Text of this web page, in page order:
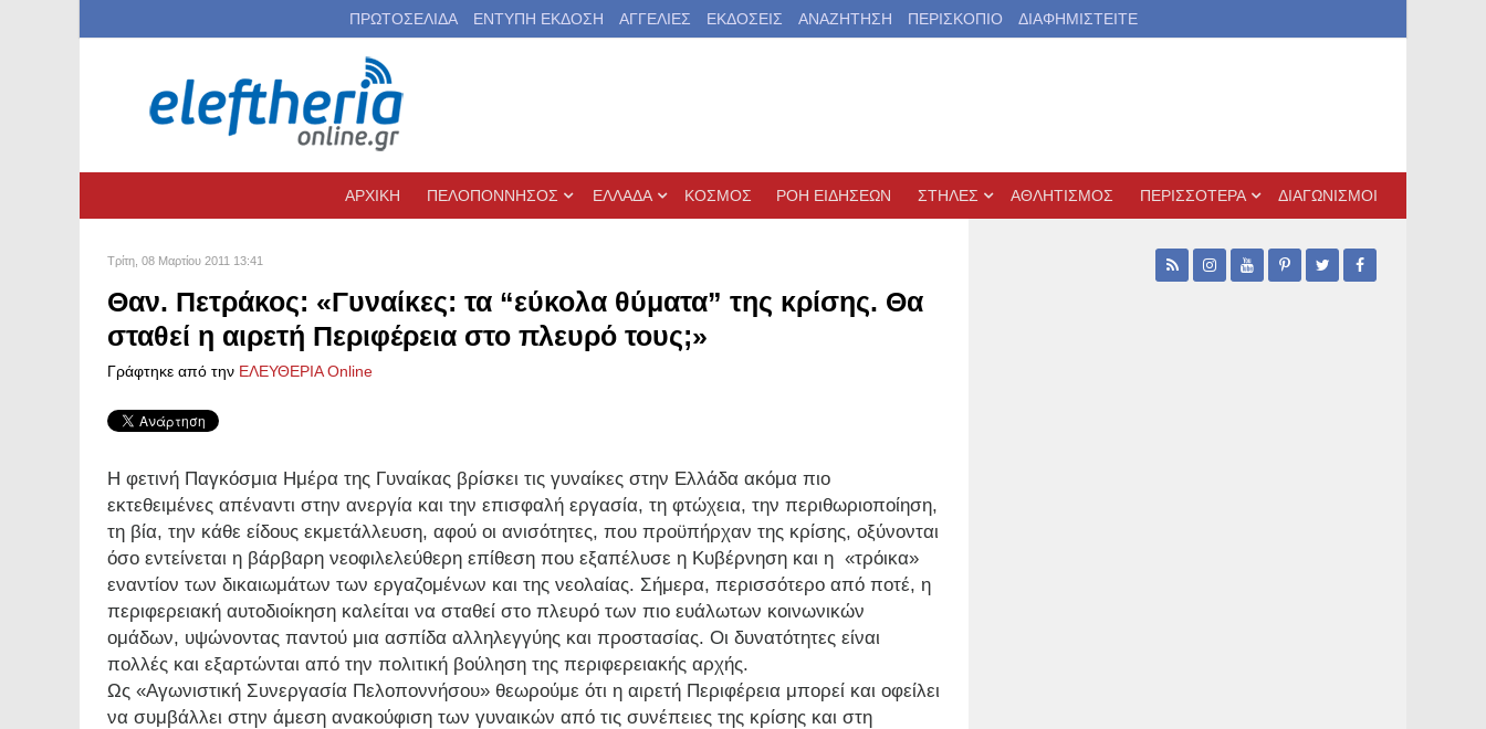
ΠΡΩΤΟΣΕΛΙΔΑ ΕΝΤΥΠΗ ΕΚΔΟΣΗ ΑΓΓΕΛΙΕΣ ΕΚΔΟΣΕΙΣ ΑΝΑΖΗΤΗΣΗ ΠΕΡΙΣΚΟΠΙΟ ΔΙΑΦΗΜΙΣΤΕΙΤΕ
ΑΡΧΙΚΗ ΠΕΛΟΠΟΝΝΗΣΟΣ ΕΛΛΑΔΑ ΚΟΣΜΟΣ ΡΟΗ ΕΙΔΗΣΕΩΝ ΣΤΗΛΕΣ ΑΘΛΗΤΙΣΜΟΣ ΠΕΡΙΣΣΟΤΕΡΑ ΔΙΑΓΩΝΙΣΜΟΙ
Τρίτη, 08 Μαρτίου 2011 13:41
Θαν. Πετράκος: «Γυναίκες: τα “εύκολα θύματα” της κρίσης. Θα
σταθεί η αιρετή Περιφέρεια στο πλευρό τους;»
Γράφτηκε από την ΕΛΕΥΘΕΡΙΑ Online
Η φετινή Παγκόσμια Ημέρα της Γυναίκας βρίσκει τις γυναίκες στην Ελλάδα ακόμα πιο
εκτεθειμένες απέναντι στην ανεργία και την επισφαλή εργασία, τη φτώχεια, την περιθωριοποίηση,
τη βία, την κάθε είδους εκμετάλλευση, αφού οι ανισότητες, που προϋπήρχαν της κρίσης, οξύνονται
όσο εντείνεται η βάρβαρη νεοφιλελεύθερη επίθεση που εξαπέλυσε η Κυβέρνηση και η «τρόικα»
εναντίον των δικαιωμάτων των εργαζομένων και της νεολαίας. Σήμερα, περισσότερο από ποτέ, η
περιφερειακή αυτοδιοίκηση καλείται να σταθεί στο πλευρό των πιο ευάλωτων κοινωνικών
ομάδων, υψώνοντας παντού μια ασπίδα αλληλεγγύης και προστασίας. Οι δυνατότητες είναι
πολλές και εξαρτώνται από την πολιτική βούληση της περιφερειακής αρχής.
Ως «Αγωνιστική Συνεργασία Πελοποννήσου» θεωρούμε ότι η αιρετή Περιφέρεια μπορεί και οφείλει
να συμβάλλει στην άμεση ανακούφιση των γυναικών από τις συνέπειες της κρίσης και στη